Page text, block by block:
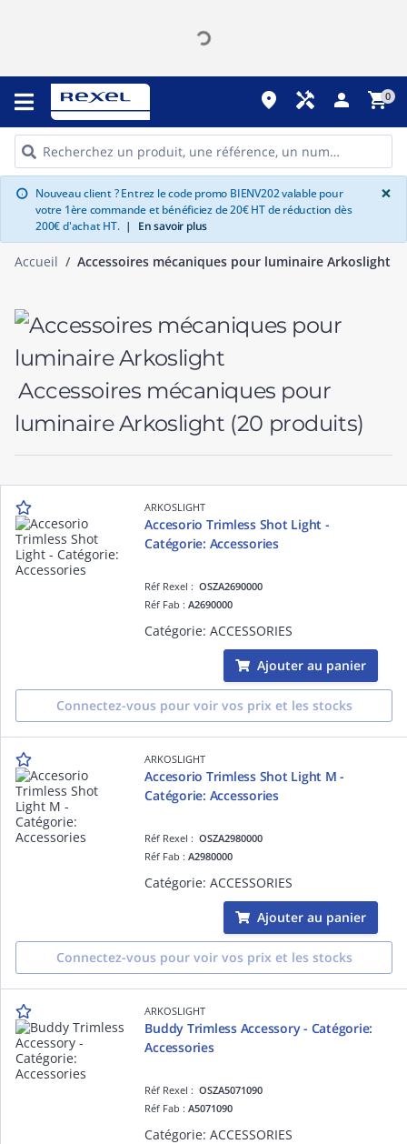
place handyman person shopping_cart0
info Nouveau client ? Entrez le code promo BIENV202 valable pour
votre 1ère commande et bénéficiez de 20€ HT de réduction dès
200€ d'achat HT. | En savoir plus
×
Accueil Accessoires mécaniques pour luminaire Arkoslight
Accessoires mécaniques pour
luminaire Arkoslight (20 produits)
ARKOSLIGHT
Accesorio Trimless Shot Light -
Catégorie: Accessories
Réf Rexel :OSZA2690000
Réf Fab :A2690000
Catégorie: ACCESSORIES
Ajouter au panier
Connectez-vous pour voir vos prix et les stocks
ARKOSLIGHT
Accesorio Trimless Shot Light M -
Catégorie: Accessories
Réf Rexel :OSZA2980000
Réf Fab :A2980000
Catégorie: ACCESSORIES
Ajouter au panier
Connectez-vous pour voir vos prix et les stocks
ARKOSLIGHT
Buddy Trimless Accessory - Catégorie:
Accessories
Réf Rexel :OSZA5071090
Réf Fab :A5071090
Catégorie: ACCESSORIES